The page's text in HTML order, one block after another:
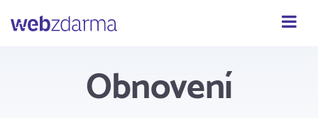
Webzdarma
Obnovení